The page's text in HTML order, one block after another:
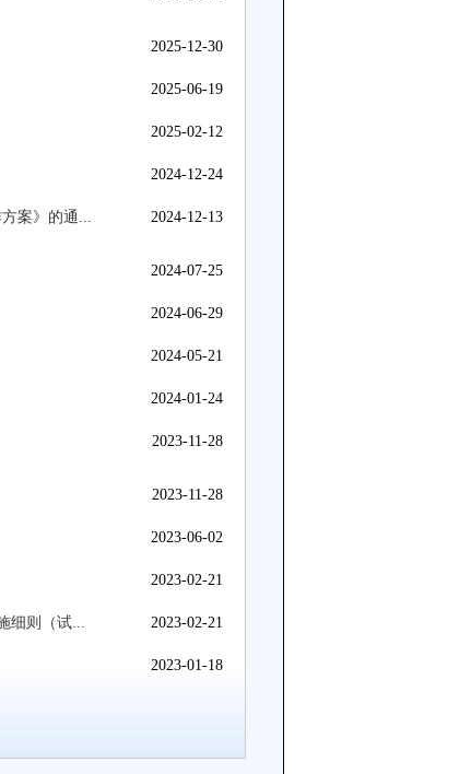
2025-12-30
2025-06-19
2025-02-12
2024-12-24
案》的通... 2024-12-13
2024-07-25
2024-06-29
2024-05-21
2024-01-24
2023-11-28
2023-11-28
2023-06-02
2023-02-21
细则（试... 2023-02-21
2023-01-18